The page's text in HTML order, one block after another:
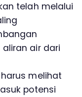
telah melalui
air dari
melihat
potensi